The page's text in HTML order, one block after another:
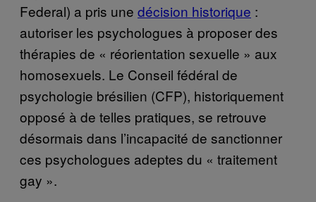
Federal) a pris une décision historique :
autoriser les psychologues à proposer des
thérapies de « réorientation sexuelle » aux
homosexuels. Le Conseil fédéral de
psychologie brésilien (CFP), historiquement
opposé à de telles pratiques, se retrouve
désormais dans l’incapacité de sanctionner
ces psychologues adeptes du « traitement
gay ».